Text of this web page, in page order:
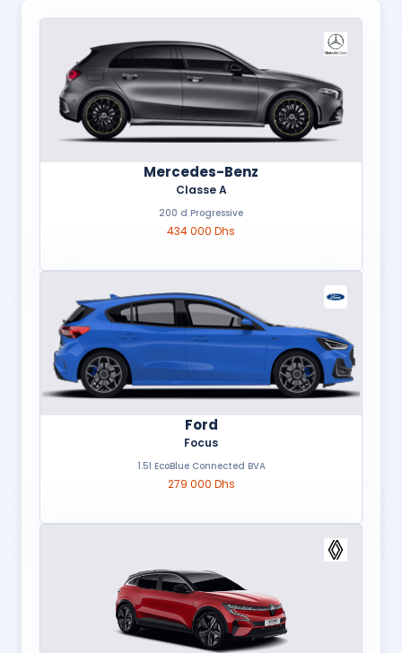
Mercedes-Benz
Classe A
200 d Progressive
434 000 Dhs
Ford
Focus
1.5l EcoBlue Connected BVA
279 000 Dhs